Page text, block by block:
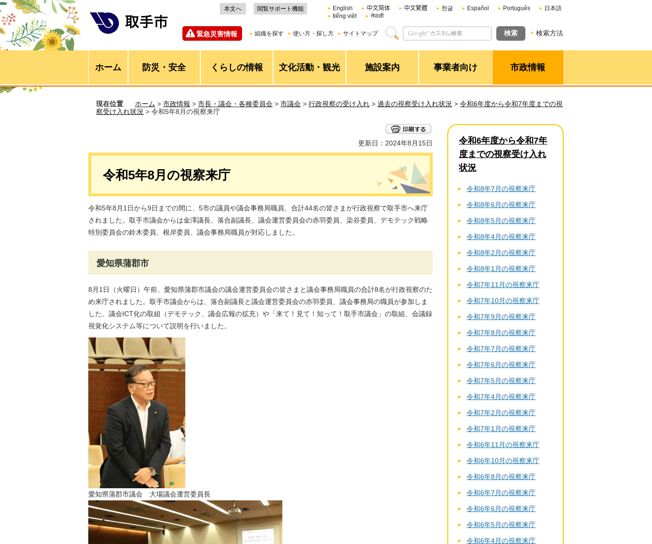
本文へ 閲覧サポート機能 English 中文简体 中文繁體 한글 Español Português
日本語
tiếng việt
नेपाली
緊急災害情報 組織を探す 使い方・探し方 サイトマップ 検索方法
ホーム 防災・安全 くらしの情報 文化活動・観光 施設案内 事業者向け 市政情報
現在位置 ホーム > 市政情報 > 市長・議会・各種委員会 > 市議会 > 行政視察の受け入れ > 過去の視察受け入れ状況 > 令和6年度から令和7年度までの視
察受け入れ状況 > 令和5年8月の視察来庁
更新日：2024年8月15日
令和5年8月の視察来庁
令和5年8月1日から9日までの間に、5市の議員や議会事務局職員、合計44名の皆さまが行政視察で取手市へ来庁
されました。取手市議会からは金澤議長、落合副議長、議会運営委員会の赤羽委員、染谷委員、デモテック戦略
特別委員会の鈴木委員、根岸委員、議会事務局職員が対応しました。
愛知県蒲郡市
8月1日（火曜日）午前、愛知県蒲郡市議会の議会運営委員会の皆さまと議会事務局職員の合計8名が行政視察のた
め来庁されました。取手市議会からは、落合副議長と議会運営委員会の赤羽委員、議会事務局の職員が参加しま
した。議会ICT化の取組（デモテック、議会広報の拡充）や「来て！見て！知って！取手市議会」の取組、会議録
視覚化システム等について説明を行いました。
愛知県蒲郡市議会 大場議会運営委員長
令和6年度から令和7年
度までの視察受け入れ
状況
令和8年7月の視察来庁
令和8年6月の視察来庁
令和8年5月の視察来庁
令和8年4月の視察来庁
令和8年2月の視察来庁
令和8年1月の視察来庁
令和7年11月の視察来庁
令和7年10月の視察来庁
令和7年9月の視察来庁
令和7年8月の視察来庁
令和7年7月の視察来庁
令和7年6月の視察来庁
令和7年5月の視察来庁
令和7年4月の視察来庁
令和7年2月の視察来庁
令和7年1月の視察来庁
令和6年11月の視察来庁
令和6年10月の視察来庁
令和6年8月の視察来庁
令和6年7月の視察来庁
令和6年6月の視察来庁
令和6年5月の視察来庁
令和6年4月の視察来庁